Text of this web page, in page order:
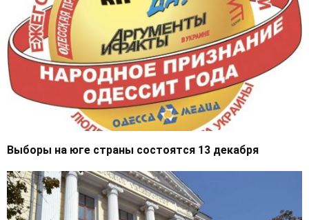
Выборы на юге страны состоятся 13 декабря